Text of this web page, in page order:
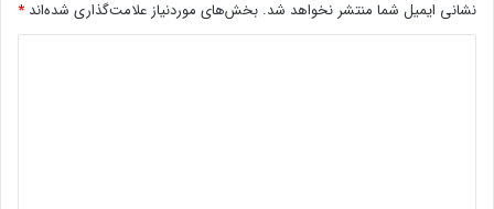
نشانی ایمیل شما منتشر نخواهد شد. بخش‌های موردنیاز علامت‌گذاری شده‌اند *